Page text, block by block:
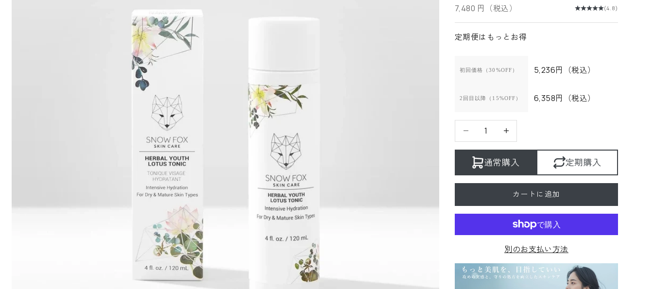
セール価格
7,480 円（税込） (4.8)
定期便はもっとお得
初回価格（30%OFF） 5,236円（税込）
2回目以降（15%OFF） 6,358円（税込）
数量を減らす 数量を減らす
通常購入 定期購入
カートに追加
別のお支払い方法